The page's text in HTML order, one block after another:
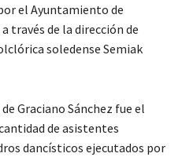
el Ayuntamiento de
través de la dirección de
soledense Semiak
Graciano Sánchez fue el
de asistentes
dancísticos ejecutados por